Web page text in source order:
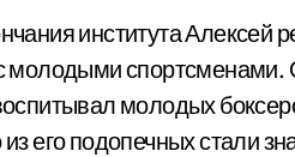
института Алексей
молодыми спортсменами.
молодых
из его подопечных стали